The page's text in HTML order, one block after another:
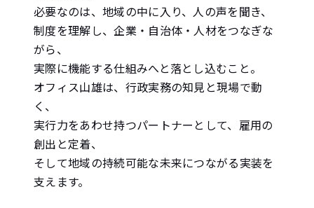
必要なのは、地域の中に入り、人の声を聞き、
制度を理解し、企業・自治体・人材をつなぎな
がら、
実際に機能する仕組みへと落とし込むこと。
オフィス山雄は、行政実務の知見と現場で動
く、
実行力をあわせ持つパートナーとして、雇用の
創出と定着、
そして地域の持続可能な未来につながる実装を
支えます。